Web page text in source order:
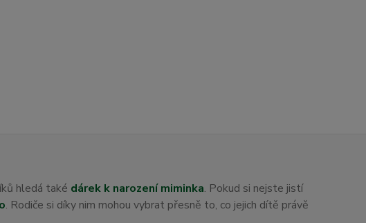
hledá také dárek k narození miminka. Pokud si nejste jistí
. Rodiče si díky nim mohou vybrat přesně to, co jejich dítě právě